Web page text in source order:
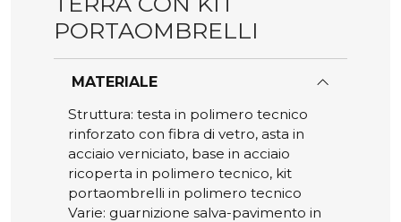
PORTAOMBRELLI
MATERIALE
Struttura: testa in polimero tecnico
rinforzato con fibra di vetro, asta in
acciaio verniciato, base in acciaio
ricoperta in polimero tecnico, kit
portaombrelli in polimero tecnico
Varie: guarnizione salva-pavimento in